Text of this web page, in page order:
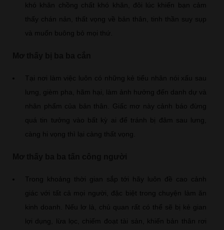
khó khăn chồng chất khó khăn, đôi lúc khiến bạn cảm
thấy chán nản, thất vọng về bản thân, tinh thần suy sụp
và muốn buông bỏ mọi thứ.
Tại nơi làm việc luôn có những kẻ tiểu nhân nói xấu sau
lưng, gièm pha, hãm hại, làm ảnh hưởng đến danh dự và
nhân phẩm của bản thân. Giấc mơ này cảnh báo đừng
quá tin tưởng vào bất kỳ ai để tránh bị đâm sau lưng,
càng hi vọng thì lại càng thất vọng.
Trong khoảng thời gian sắp tới hãy luôn đề cao cảnh
giác với tất cả mọi người, đặc biệt trong chuyện làm ăn
kinh doanh. Nếu lơ là, chủ quan rất có thể sẽ bị kẻ gian
lợi dụng, lừa lọc, chiếm đoạt tài sản, khiến bản thân rơi